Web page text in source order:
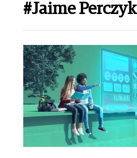
#Jaime Perczyk